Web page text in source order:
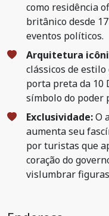
como residência
britânico desde
eventos políticos.
Arquitetura
clássicos de
porta preta da 10
símbolo do poder
Exclusividade:O
aumenta seu
por turistas que
coração do
vislumbrar